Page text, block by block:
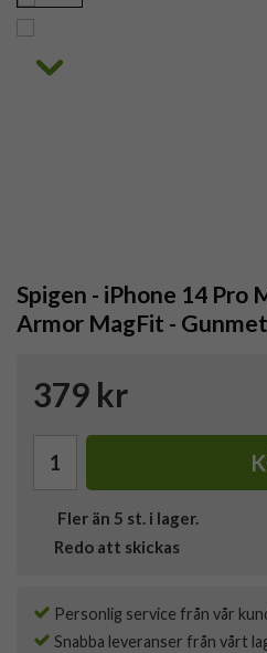
Spigen - iPhone 14 Pro
Armor MagFit -
379 kr
Fler än 5 st. i lager.
Redo att skickas
Personlig service från vår
Snabba leveranser från vårt